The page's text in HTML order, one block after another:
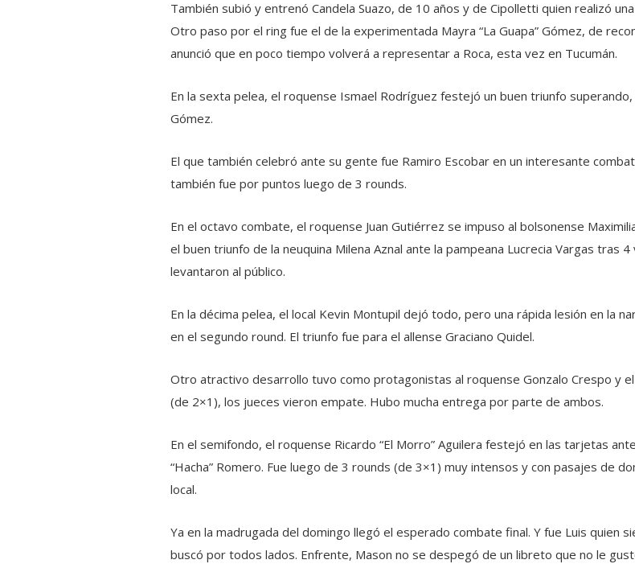
También subió y entrenó Candela Suazo, de 10 años y de Cipolletti quien realizó
Otro paso por el ring fue el de la experimentada Mayra “La Guapa” Gómez, de
anunció que en poco tiempo volverá a representar a Roca, esta vez en Tucumán.
En la sexta pelea, el roquense Ismael Rodríguez festejó un buen triunfo
Gómez.
El que también celebró ante su gente fue Ramiro Escobar en un interesante
también fue por puntos luego de 3 rounds.
En el octavo combate, el roquense Juan Gutiérrez se impuso al bolsonense
el buen triunfo de la neuquina Milena Aznal ante la pampeana Lucrecia Vargas tras
levantaron al público.
En la décima pelea, el local Kevin Montupil dejó todo, pero una rápida lesión en la
en el segundo round. El triunfo fue para el allense Graciano Quidel.
Otro atractivo desarrollo tuvo como protagonistas al roquense Gonzalo Crespo y
(de 2×1), los jueces vieron empate. Hubo mucha entrega por parte de ambos.
En el semifondo, el roquense Ricardo “El Morro” Aguilera festejó en las tarjetas
“Hacha” Romero. Fue luego de 3 rounds (de 3×1) muy intensos y con pasajes de
local.
Ya en la madrugada del domingo llegó el esperado combate final. Y fue Luis quien
buscó por todos lados. Enfrente, Mason no se despegó de un libreto que no le